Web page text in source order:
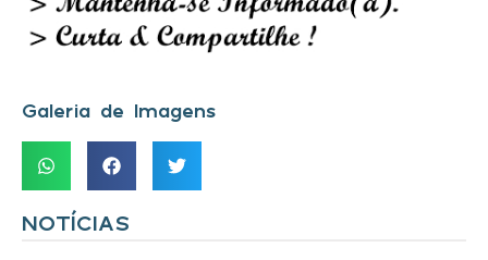
Galeria de Imagens
NOTÍCIAS